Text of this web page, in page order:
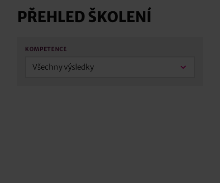
PŘEHLED ŠKOLENÍ
KOMPETENCE
Všechny výsledky